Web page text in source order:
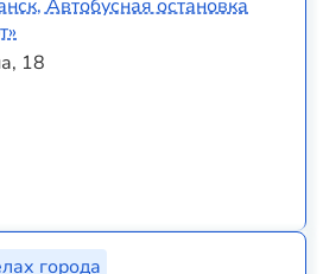
Автобусная остановка
18
города